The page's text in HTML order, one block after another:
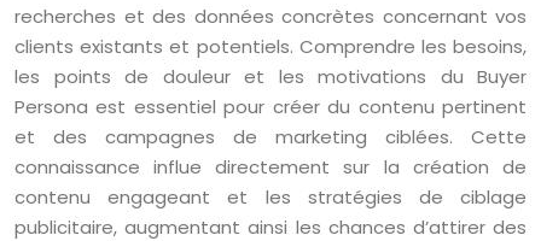
recherches et des données concrètes concernant vos
clients existants et potentiels. Comprendre les besoins,
les points de douleur et les motivations du Buyer
Persona est essentiel pour créer du contenu pertinent
et des campagnes de marketing ciblées. Cette
connaissance influe directement sur la création de
contenu engageant et les stratégies de ciblage
publicitaire, augmentant ainsi les chances d’attirer des